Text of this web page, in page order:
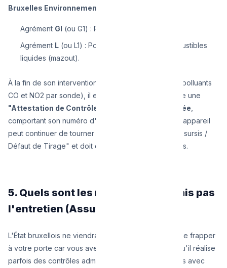
Bruxelles Environnement
Agrément GI (ou G1) : Pour les chaudières gaz.
Agrément L (ou L1) : Pour les chaudières à combustibles
liquides (mazout).
À la fin de son intervention (nettoyage, mesure des polluants
CO et NO2 par sonde), il est obligé de vous remettre une
"Attestation de Contrôle Périodique" réglementée
comportant son numéro d'agrément, et actant que l'appareil
peut continuer de tourner ou bien qu'il est "Mise en sursis /
Défaut de Tirage" et doit être réparé dans les 5 mois.
5. Quels sont les risques si je ne fais pas
l'entretien (Assurance) ?
L'État bruxellois ne viendra pas demain avec la police frapper
à votre porte car vous avez un an de retard (bien qu'il réalise
parfois des contrôles administratifs aléatoires croisés avec